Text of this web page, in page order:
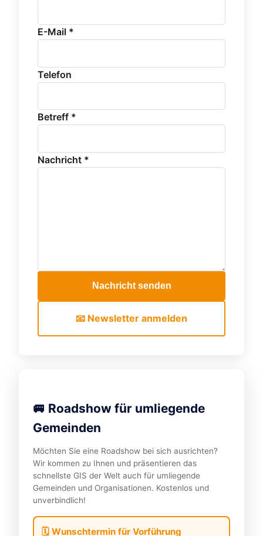
E-Mail *
Telefon
Betreff *
Nachricht *
Nachricht senden
📧 Newsletter anmelden
🚐 Roadshow für umliegende
Gemeinden
Möchten Sie eine Roadshow bei sich ausrichten?
Wir kommen zu Ihnen und präsentieren das
schnellste GIS der Welt auch für umliegende
Gemeinden und Organisationen. Kostenlos und
unverbindlich!
🗓️ Wunschtermin für Vorführung